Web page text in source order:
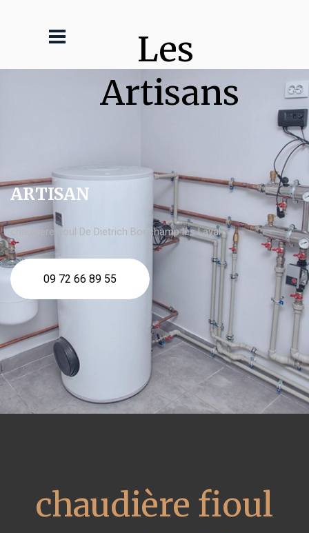
Les
Artisans
ARTISAN
chaudière fioul De Dietrich Bonchamp lès Laval
09 72 66 89 55
chaudière fioul